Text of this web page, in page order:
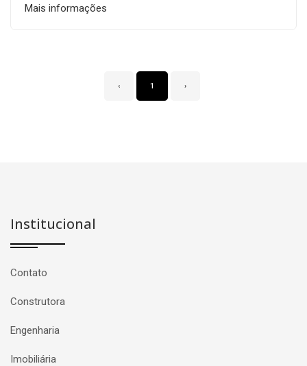
Mais informações
‹ 1 ›
Institucional
Contato
Construtora
Engenharia
Imobiliária